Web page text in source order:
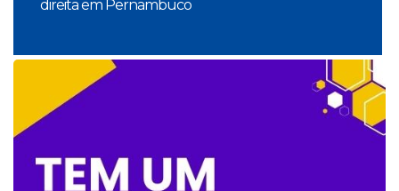
direita em Pernambuco